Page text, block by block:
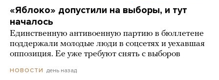
«Яблоко» допустили на выборы, и тут
началось
Единственную антивоенную партию в бюллетене
поддержали молодые люди в соцсетях и уехавшая
оппозиция. Ее уже требуют снять с выборов
НОВОСТИ день назад